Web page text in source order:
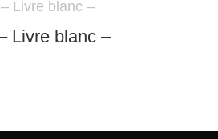
– Livre blanc –